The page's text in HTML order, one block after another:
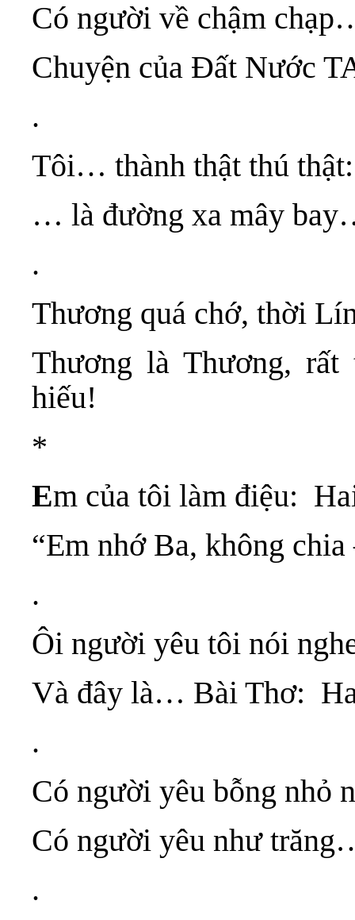
Có người về chậm
Chuyện của Đất Nước
.
Tôi… thành thật thú
… là đường xa mây
.
Thương quá chớ, thời
Thương là Thương,
hiếu!
*
Em của tôi làm điệu:
“Em nhớ Ba, không
.
Ôi người yêu tôi nói
Và đây là… Bài Thơ:
.
Có người yêu bỗng
Có người yêu như
.